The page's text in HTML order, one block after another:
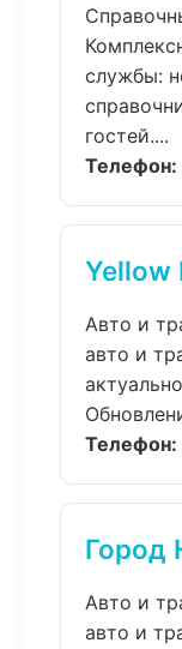
службы:
гостей....
Телефон:
Yellow
Авто и
авто и
Телефон:
Город
Авто и
авто и